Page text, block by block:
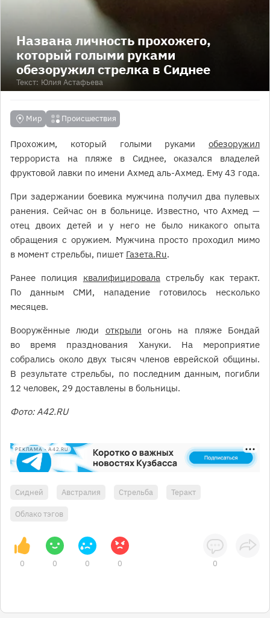
Названа личность прохожего,
который голыми руками
обезоружил стрелка в Сиднее
Текст: Юлия Астафьева
Мир Происшествия
Прохожим, который голыми руками обезоружил
террориста на пляже в Сиднее, оказался владелей
фруктовой лавки по имени Ахмед аль-Ахмед. Ему 43 года.
При задержании боевика мужчина получил два пулевых
ранения. Сейчас он в больнице. Известно, что Ахмед —
отец двоих детей и у него не было никакого опыта
обращения с оружием. Мужчина просто проходил мимо
в момент стрельбы, пишет Газета.Ru.
Ранее полиция квалифицироваластрельбу как теракт.
По данным СМИ, нападение готовилось несколько
месяцев.
Вооружённые люди открыли огонь на пляже Бондай
во время празднования Хануки. На мероприятие
собрались около двух тысяч членов еврейской общины.
В результате стрельбы, по последним данным, погибли
12 человек, 29 доставлены в больницы.
Фото: A42.RU
РЕКЛАМА • A42.RU
Сидней Австралия Стрельба Теракт
Облако тэгов
0 0 0 0 0